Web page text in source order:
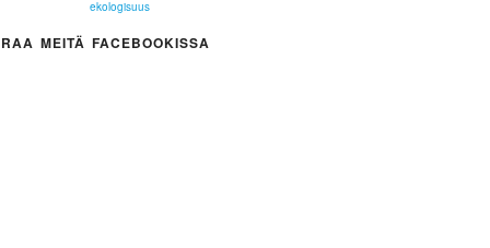
ekologisuus
MEITÄ FACEBOOKISSA